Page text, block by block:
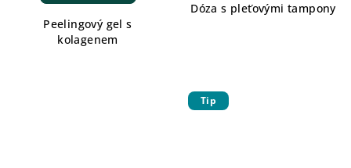
Peelingový gel s
kolagenem
Dóza s pleťovými tampony
Tip